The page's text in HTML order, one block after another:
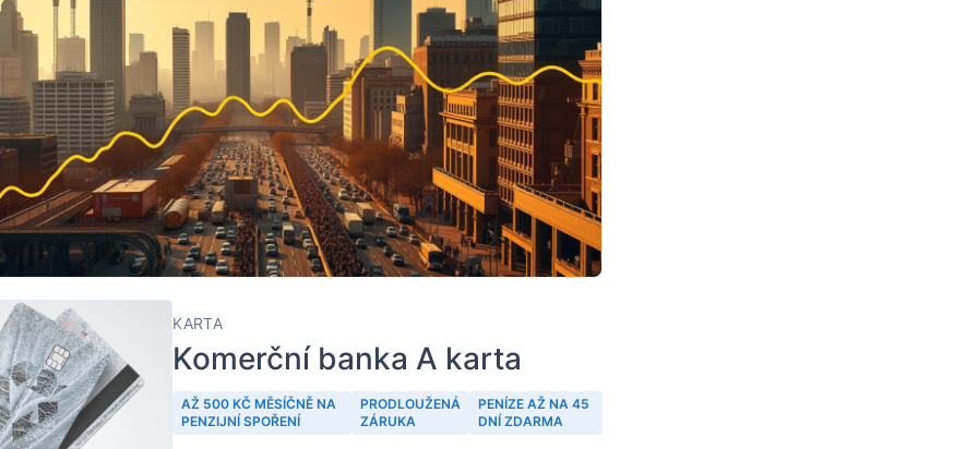
KARTA
Komerční banka A karta
AŽ 500 KČ MĚSÍČNĚ NA
PENZIJNÍ SPOŘENÍ
PRODLOUŽENÁ
ZÁRUKA
PENÍZE AŽ NA 45
DNÍ ZDARMA